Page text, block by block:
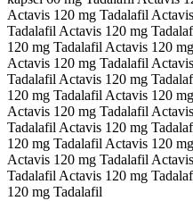
Actavis 120 mg Tadalafil
Tadalafil Actavis 120 mg
120 mg Tadalafil Actavis 120
Actavis 120 mg Tadalafil
Tadalafil Actavis 120 mg
120 mg Tadalafil Actavis 120
Actavis 120 mg Tadalafil
Tadalafil Actavis 120 mg
120 mg Tadalafil Actavis 120
Actavis 120 mg Tadalafil
Tadalafil Actavis 120 mg
120 mg Tadalafil